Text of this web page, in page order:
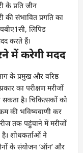
के प्रति जीन
की संभावित प्रगति का
लिपिड
करते हैं।
में करेगी मदद
के प्रमुख और वरिष्ठ
का परीक्षण मरीजों
सकता है। चिकित्सकों को
की भविष्यवाणी कर
तक पहुंचाने में मरीजों
शोधकर्ताओं ने
के संयोजन ‘ऑन’ और